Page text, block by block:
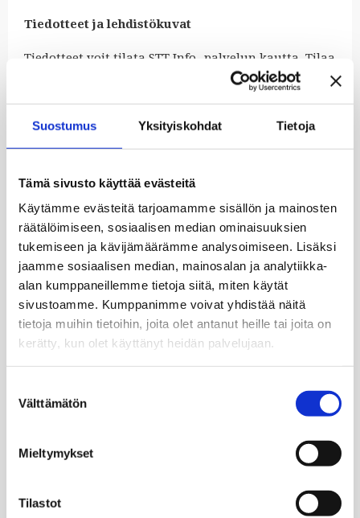
Suostumus Yksityiskohdat Tietoja
Tämä sivusto käyttää evästeitä
Käytämme evästeitä tarjoamamme sisällön ja mainosten
räätälöimiseen, sosiaalisen median ominaisuuksien
tukemiseen ja kävijämäärämme analysoimiseen. Lisäksi
jaamme sosiaalisen median, mainosalan ja analytiikka-
alan kumppaneillemme tietoja siitä, miten käytät
sivustoamme. Kumppanimme voivat yhdistää näitä
tietoja muihin tietoihin, joita olet antanut heille tai joita on
kerätty, kun olet käyttänyt heidän palvelujaan.
valinta
Välttämätön
Mieltymykset
Tilastot
Tiedotteet ja lehdistökuvat
Tiedotteet voit tilata STT Info -palvelun kautta. Tilaa
Ruiskumestarin talon tiedotteet kirjoittamalla
Julkaisija-kohtaan Helsingin kaupunki, kulttuurin
Tilaa tiedotteet
Ruiskumestarin talon lehdistökuvia
Mikä on Ruiskumestarin talo?
Pujahda sisään keltaisesta portista ja tutustu
helsinkiläisen pikkuporvariston elämään 1860-
luvulla. Ruiskumestarin talo valmistui vuonna 1816.
Se on kantakaupungin vanhin paikallaan säilynyt
puurakennus. Ruiskumestarina toiminut Alexander
Wickholm osti talon 1859 vaimonsa Sofian ja
perheen kolmen lapsen kodiksi. Talon huoneet on
tietojen pohjalta kuvaamaan varakkaan
kuuluvat myös